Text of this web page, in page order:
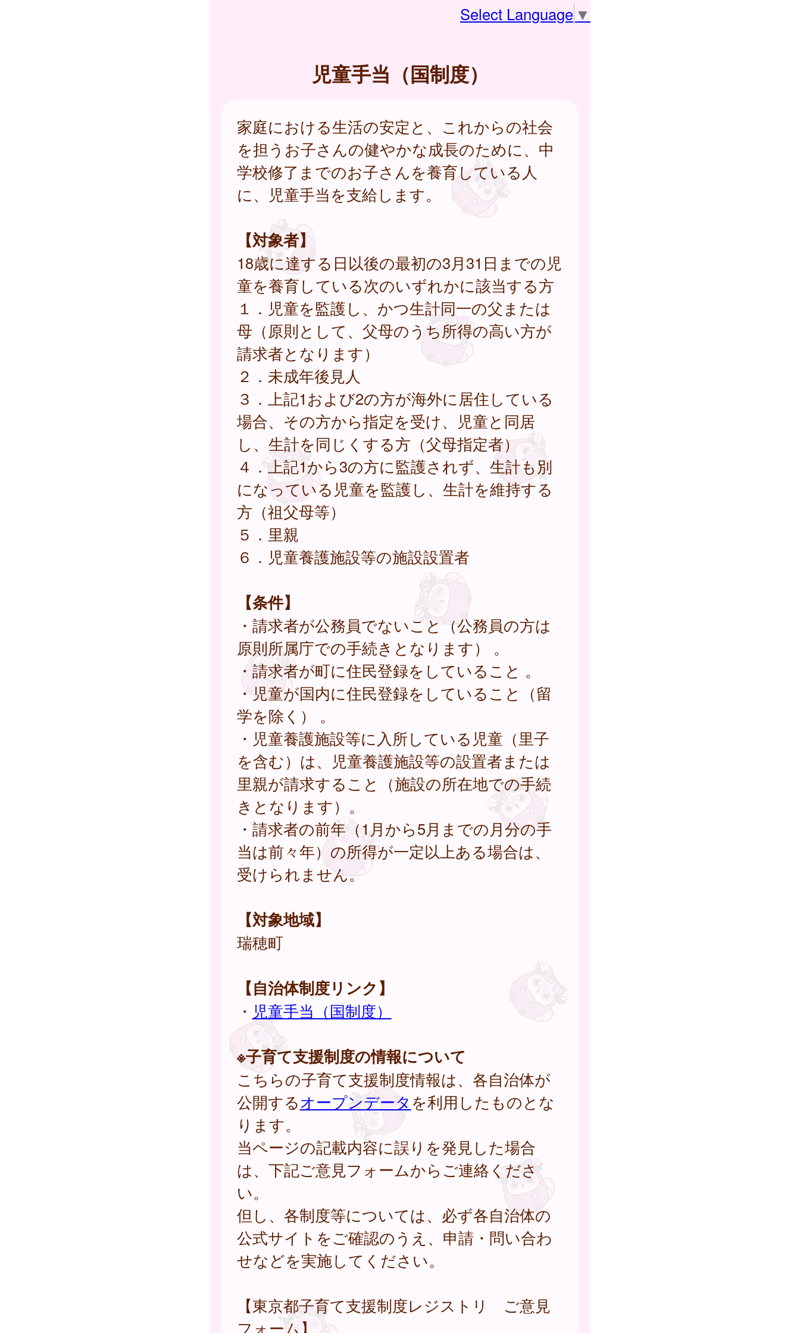
Select Language ▼
児童手当（国制度）
家庭における生活の安定と、これからの社会
を担うお子さんの健やかな成長のために、中
学校修了までのお子さんを養育している人
に、児童手当を支給します。
【対象者】
18歳に達する日以後の最初の3月31日までの児
童を養育している次のいずれかに該当する方
１．児童を監護し、かつ生計同一の父または
母（原則として、父母のうち所得の高い方が
請求者となります）
２．未成年後見人
３．上記1および2の方が海外に居住している
場合、その方から指定を受け、児童と同居
し、生計を同じくする方（父母指定者）
４．上記1から3の方に監護されず、生計も別
になっている児童を監護し、生計を維持する
方（祖父母等）
５．里親
６．児童養護施設等の施設設置者
【条件】
・請求者が公務員でないこと（公務員の方は
原則所属庁での手続きとなります） 。
・請求者が町に住民登録をしていること 。
・児童が国内に住民登録をしていること（留
学を除く） 。
・児童養護施設等に入所している児童（里子
を含む）は、児童養護施設等の設置者または
里親が請求すること（施設の所在地での手続
きとなります）。
・請求者の前年（1月から5月までの月分の手
当は前々年）の所得が一定以上ある場合は、
受けられません。
【対象地域】
瑞穂町
【自治体制度リンク】
・ 児童手当（国制度）
※子育て支援制度の情報について
こちらの子育て支援制度情報は、各自治体が
公開するオープンデータ を利用したものとな
ります。
当ページの記載内容に誤りを発見した場合
は、下記ご意見フォームからご連絡くださ
い。
但し、各制度等については、必ず各自治体の
公式サイトをご確認のうえ、申請・問い合わ
せなどを実施してください。
【東京都子育て支援制度レジストリ ご意見
フォーム】